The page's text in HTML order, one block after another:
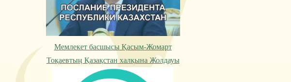
Мемлекет басшысы Қасым-Жомарт
Тоқаевтың Қазақстан халқына Жолдауы